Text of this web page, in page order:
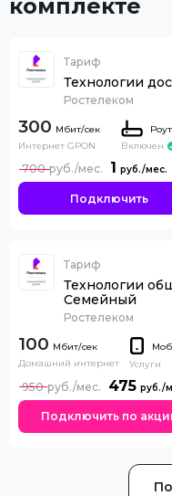
комплекте
Тариф
Технологии
Ростелеком
300
Интернет GPON
Включен
1
700
Подключить
Тариф
Технологии
Семейный
Ростелеком
100
Домашний интернет
Услуги
475
950
Подключить по